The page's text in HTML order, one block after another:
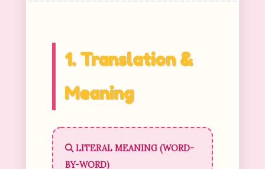
1. Translation &
Meaning
LITERAL MEANING (WORD-
BY-WORD)